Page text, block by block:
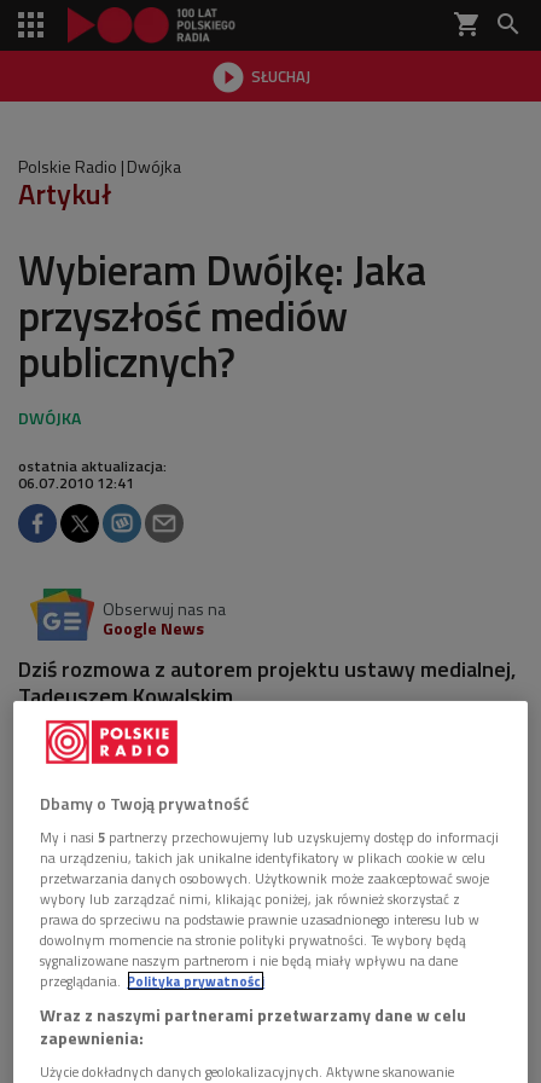
shopping_cart 
 SŁUCHAJ

Polskie Radio Dwójka
Artykuł
Wybieram Dwójkę: Jaka
przyszłość mediów
publicznych?
ostatnia aktualizacja:
06.07.2010 12:41
Obserwuj nas na
Google News
Dziś rozmowa z autorem projektu ustawy medialnej,
Tadeuszem Kowalskim
We wtorkowym Wybieram Dwójkę kontynuujemy
na temat przyszłości mediów publicznych
Programu II, w rok po naszej akcji protestacyjnej.
(Przypomnijmy: w proteście przeciw dramatycznemu
spadkowi finansowania 8 lipca 2009 r. Dwójka przerwała na
24 godz. emisję swoich audycji).
Dziś rozmowa zTadeuszem Kowalskim , medioznawcą,
szefem zespołu, który przygotował projektUstawy o
zadaniach publicznych w dziedzinie usług medialnych
Dbamy o Twoją prywatność
My i nasi5 partnerzy przechowujemy lub uzyskujemy dostęp do informacji
na urządzeniu, takich jak unikalne identyfikatory w plikach cookie w celu
przetwarzania danych osobowych. Użytkownik może zaakceptować swoje
wybory lub zarządzać nimi, klikając poniżej, jak również skorzystać z
prawa do sprzeciwu na podstawie prawnie uzasadnionego interesu lub w
dowolnym momencie na stronie polityki prywatności. Te wybory będą
sygnalizowane naszym partnerom i nie będą miały wpływu na dane
przeglądania. Polityka prywatności
Wraz z naszymi partnerami przetwarzamy dane w celu
zapewnienia:
Użycie dokładnych danych geolokalizacyjnych. Aktywne skanowanie